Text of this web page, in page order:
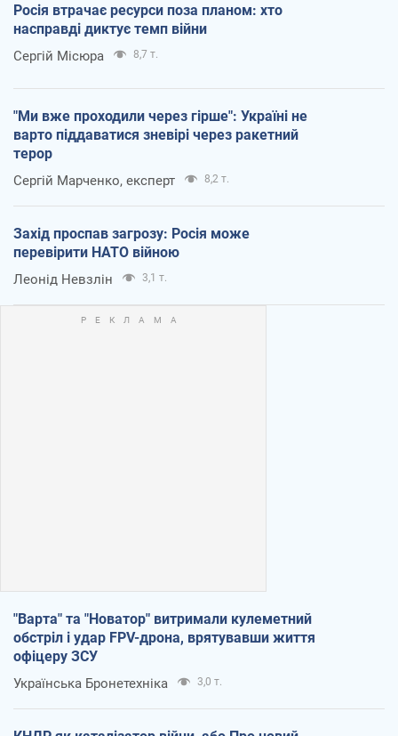
Росія втрачає ресурси поза планом: хто
насправді диктує темп війни
Сергій Місюра 8,7 т.
"Ми вже проходили через гірше": Україні не
варто піддаватися зневірі через ракетний
терор
Сергій Марченко, експерт 8,2 т.
Захід проспав загрозу: Росія може
перевірити НАТО війною
Леонід Невзлін 3,1 т.
"Варта" та "Новатор" витримали кулеметний
обстріл і удар FPV-дрона, врятувавши життя
офіцеру ЗСУ
Українська Бронетехніка 3,0 т.